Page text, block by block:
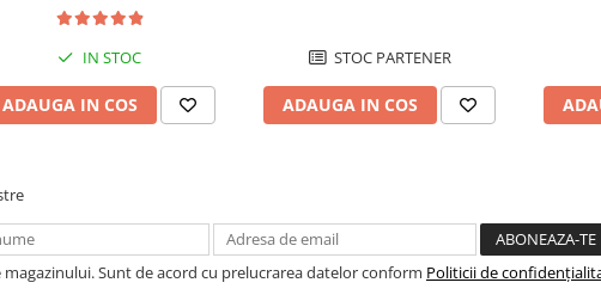
IN STOC
ADAUGA IN COS
STOC PARTENER
ADAUGA IN COS
Sunt de acord cu prelucrarea datelor conform Politicii de